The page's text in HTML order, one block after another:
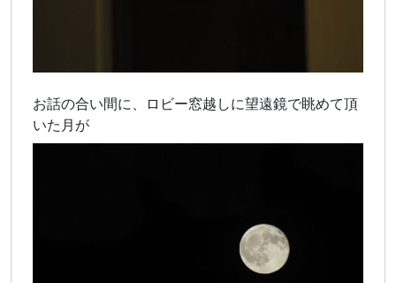
お話の合い間に、ロビー窓越しに望遠鏡で眺めて頂
いた月が